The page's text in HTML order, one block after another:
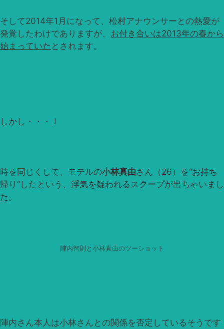
そして2014年1月になって、松村アナウンサーとの熱愛が
発覚したわけでありますが、 お付き合いは2013年の春から
始まっていた とされます。
しかし・・・！
時を同じくして、モデルの小林真由さん（26）を“お持ち
帰り”したという、浮気を疑われるスクープが出ちゃいまし
た。
陣内智則と小林真由のツーショット
陣内さん本人は小林さんとの関係を否定しているそうです